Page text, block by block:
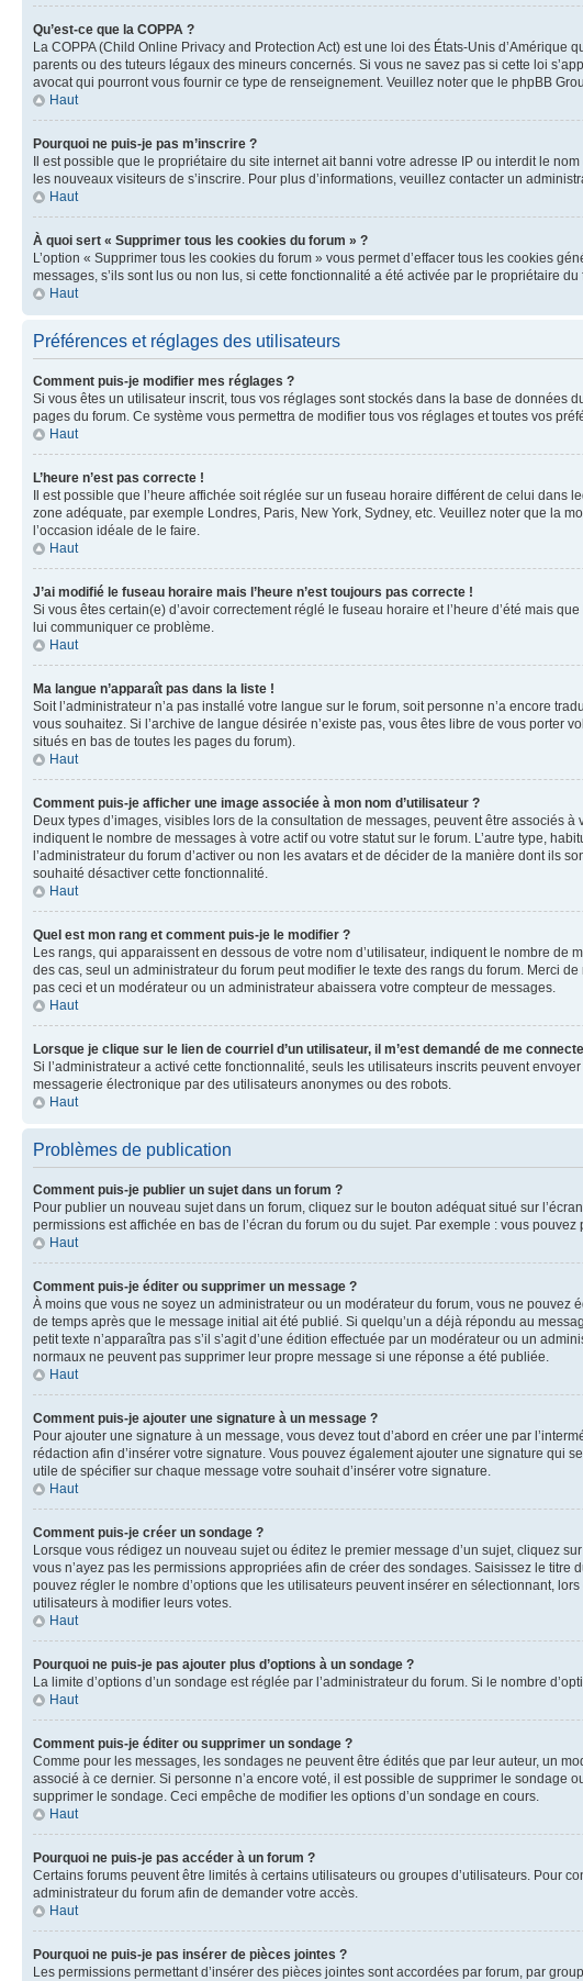
Qu’est-ce que la COPPA ?
La COPPA (Child Online Privacy and Protection Act) est une loi des États-Unis
parents ou des tuteurs légaux des mineurs concernés. Si vous ne savez pas si cette loi
avocat qui pourront vous fournir ce type de renseignement. Veuillez noter que le phpBB
Haut
Pourquoi ne puis-je pas m’inscrire ?
Il est possible que le propriétaire du site internet ait banni votre adresse IP ou interdit le
les nouveaux visiteurs de s’inscrire. Pour plus d’informations, veuillez contacter un
Haut
À quoi sert « Supprimer tous les cookies du forum » ?
L’option « Supprimer tous les cookies du forum » vous permet d’effacer tous les cookies
messages, s’ils sont lus ou non lus, si cette fonctionnalité a été activée par le propriétaire
Haut
Préférences et réglages des utilisateurs
Comment puis-je modifier mes réglages ?
Si vous êtes un utilisateur inscrit, tous vos réglages sont stockés dans la base de données
pages du forum. Ce système vous permettra de modifier tous vos réglages et toutes vos
Haut
L’heure n’est pas correcte !
Il est possible que l’heure affichée soit réglée sur un fuseau horaire différent de celui
zone adéquate, par exemple Londres, Paris, New York, Sydney, etc. Veuillez noter que la
l’occasion idéale de le faire.
Haut
J’ai modifié le fuseau horaire mais l’heure n’est toujours pas correcte !
Si vous êtes certain(e) d’avoir correctement réglé le fuseau horaire et l’heure d’été mais
lui communiquer ce problème.
Haut
Ma langue n’apparaît pas dans la liste !
Soit l’administrateur n’a pas installé votre langue sur le forum, soit personne n’a encore
vous souhaitez. Si l’archive de langue désirée n’existe pas, vous êtes libre de vous
situés en bas de toutes les pages du forum).
Haut
Comment puis-je afficher une image associée à mon nom d’utilisateur ?
Deux types d’images, visibles lors de la consultation de messages, peuvent être associés
indiquent le nombre de messages à votre actif ou votre statut sur le forum. L’autre type,
l’administrateur du forum d’activer ou non les avatars et de décider de la manière dont ils
souhaité désactiver cette fonctionnalité.
Haut
Quel est mon rang et comment puis-je le modifier ?
Les rangs, qui apparaissent en dessous de votre nom d’utilisateur, indiquent le nombre
des cas, seul un administrateur du forum peut modifier le texte des rangs du forum. Merci
pas ceci et un modérateur ou un administrateur abaissera votre compteur de messages.
Haut
Lorsque je clique sur le lien de courriel d’un utilisateur, il m’est demandé de me
Si l’administrateur a activé cette fonctionnalité, seuls les utilisateurs inscrits peuvent
messagerie électronique par des utilisateurs anonymes ou des robots.
Haut
Problèmes de publication
Comment puis-je publier un sujet dans un forum ?
Pour publier un nouveau sujet dans un forum, cliquez sur le bouton adéquat situé sur
permissions est affichée en bas de l’écran du forum ou du sujet. Par exemple : vous
Haut
Comment puis-je éditer ou supprimer un message ?
À moins que vous ne soyez un administrateur ou un modérateur du forum, vous ne
de temps après que le message initial ait été publié. Si quelqu’un a déjà répondu au
petit texte n’apparaîtra pas s’il s’agit d’une édition effectuée par un modérateur ou un
normaux ne peuvent pas supprimer leur propre message si une réponse a été publiée.
Haut
Comment puis-je ajouter une signature à un message ?
Pour ajouter une signature à un message, vous devez tout d’abord en créer une par
rédaction afin d’insérer votre signature. Vous pouvez également ajouter une signature qui
utile de spécifier sur chaque message votre souhait d’insérer votre signature.
Haut
Comment puis-je créer un sondage ?
Lorsque vous rédigez un nouveau sujet ou éditez le premier message d’un sujet, cliquez
vous n’ayez pas les permissions appropriées afin de créer des sondages. Saisissez le
pouvez régler le nombre d’options que les utilisateurs peuvent insérer en sélectionnant,
utilisateurs à modifier leurs votes.
Haut
Pourquoi ne puis-je pas ajouter plus d’options à un sondage ?
La limite d’options d’un sondage est réglée par l’administrateur du forum. Si le nombre
Haut
Comment puis-je éditer ou supprimer un sondage ?
Comme pour les messages, les sondages ne peuvent être édités que par leur auteur, un
associé à ce dernier. Si personne n’a encore voté, il est possible de supprimer le sondage
supprimer le sondage. Ceci empêche de modifier les options d’un sondage en cours.
Haut
Pourquoi ne puis-je pas accéder à un forum ?
Certains forums peuvent être limités à certains utilisateurs ou groupes d’utilisateurs. Pour
administrateur du forum afin de demander votre accès.
Haut
Pourquoi ne puis-je pas insérer de pièces jointes ?
Les permissions permettant d’insérer des pièces jointes sont accordées par forum, par